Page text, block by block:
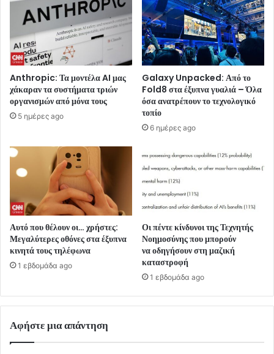
Anthropic: Τα μοντέλα AI μας
χάκαραν τα συστήματα τριών
οργανισμών από μόνα τους
5 ημέρες ago
Galaxy Unpacked: Από το
Fold8 στα έξυπνα γυαλιά – Όλα
όσα ανατρέπουν το τεχνολογικό
τοπίο
6 ημέρες ago
Αυτό που θέλουν οι… χρήστες:
Μεγαλύτερες οθόνες στα έξυπνα
κινητά τους τηλέφωνα
1 εβδομάδα ago
Οι πέντε κίνδυνοι της Τεχνητής
Νοημοσύνης που μπορούν
να οδηγήσουν στη μαζική
καταστροφή
1 εβδομάδα ago
Αφήστε μια απάντηση